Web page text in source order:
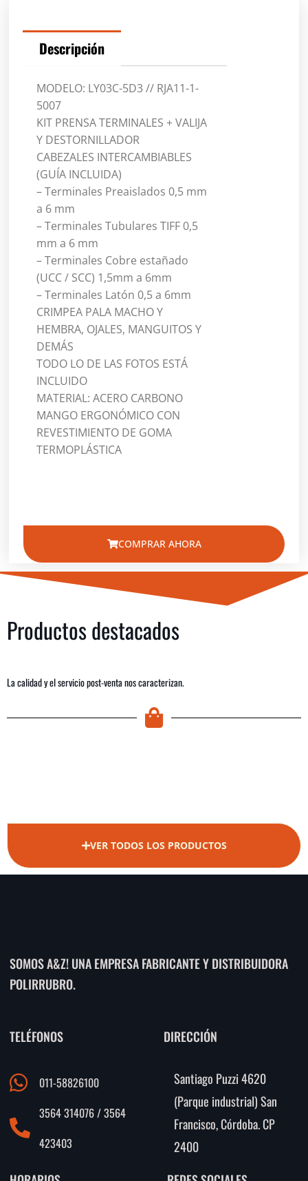
Descripción
MODELO: LY03C-5D3 // RJA11-1-
5007
KIT PRENSA TERMINALES + VALIJA
Y DESTORNILLADOR
CABEZALES INTERCAMBIABLES
(GUÍA INCLUIDA)
– Terminales Preaislados 0,5 mm
a 6 mm
– Terminales Tubulares TIFF 0,5
mm a 6 mm
– Terminales Cobre estañado
(UCC / SCC) 1,5mm a 6mm
– Terminales Latón 0,5 a 6mm
CRIMPEA PALA MACHO Y
HEMBRA, OJALES, MANGUITOS Y
DEMÁS
TODO LO DE LAS FOTOS ESTÁ
INCLUIDO
MATERIAL: ACERO CARBONO
MANGO ERGONÓMICO CON
REVESTIMIENTO DE GOMA
TERMOPLÁSTICA
COMPRAR AHORA
Productos destacados
La calidad y el servicio post-venta nos caracterizan.
VER TODOS LOS PRODUCTOS
SOMOS A&Z! UNA EMPRESA FABRICANTE Y DISTRIBUIDORA
POLIRRUBRO.
TELÉFONOS
011-58826100
3564 314076 / 3564
423403
DIRECCIÓN
Santiago Puzzi 4620
(Parque industrial) San
Francisco, Córdoba. CP
2400